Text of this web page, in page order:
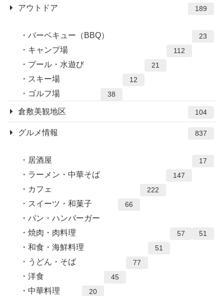
アウトドア 189
バーベキュー（BBQ） 23
キャンプ場 112
プール・水遊び 21
スキー場 12
ゴルフ場 38
倉敷美観地区 104
グルメ情報 837
居酒屋 17
ラーメン・中華そば 147
カフェ 222
スイーツ・和菓子 66
パン・ハンバーガー
51
焼肉・肉料理 57
和食・海鮮料理 51
うどん・そば 77
洋食 45
中華料理 20